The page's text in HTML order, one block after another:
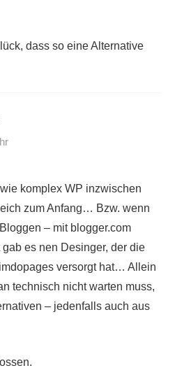
dass so eine Alternative
komplex WP inzwischen
zum Anfang… Bzw. wenn
– mit blogger.com
es nen Desinger, der die
versorgt hat… Allein
technisch nicht warten muss,
– jedenfalls auch aus